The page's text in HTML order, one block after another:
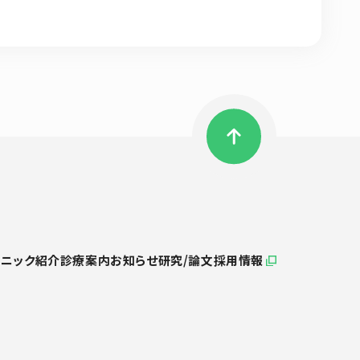
ック紹介診療案内お知らせ研究/論文採用情報